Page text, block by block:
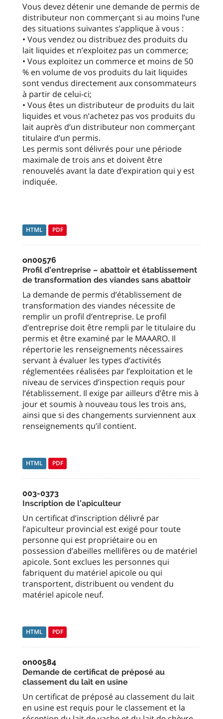
Vous devez détenir une demande de permis de
distributeur non commerçant si au moins l’une
des situations suivantes s’applique à vous :
• Vous vendez ou distribuez des produits du
lait liquides et n’exploitez pas un commerce;
• Vous exploitez un commerce et moins de 50
% en volume de vos produits du lait liquides
sont vendus directement aux consommateurs
à partir de celui-ci;
• Vous êtes un distributeur de produits du lait
liquides et vous n’achetez pas vos produits du
lait auprès d’un distributeur non commerçant
titulaire d’un permis.
Les permis sont délivrés pour une période
maximale de trois ans et doivent être
renouvelés avant la date d’expiration qui y est
indiquée.
HTML PDF
on00576
Profil d’entreprise – abattoir et établissement
de transformation des viandes sans abattoir
La demande de permis d’établissement de
transformation des viandes nécessite de
remplir un profil d’entreprise. Le profil
d’entreprise doit être rempli par le titulaire du
permis et être examiné par le MAAARO. Il
répertorie les renseignements nécessaires
servant à évaluer les types d’activités
réglementées réalisées par l’exploitation et le
niveau de services d’inspection requis pour
l’établissement. Il exige par ailleurs d’être mis à
jour et soumis à nouveau tous les trois ans,
ainsi que si des changements surviennent aux
renseignements qu’il contient.
HTML PDF
003-0373
Inscription de l’apiculteur
Un certificat d’inscription délivré par
l’apiculteur provincial est exigé pour toute
personne qui est propriétaire ou en
possession d’abeilles mellifères ou de matériel
apicole. Sont exclues les personnes qui
fabriquent du matériel apicole ou qui
transportent, distribuent ou vendent du
matériel apicole neuf.
HTML PDF
on00584
Demande de certificat de préposé au
classement du lait en usine
Un certificat de préposé au classement du lait
en usine est requis pour le classement et la